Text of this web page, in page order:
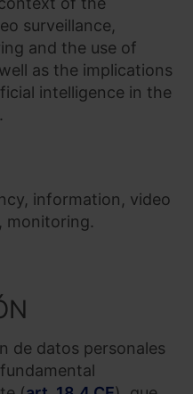
surveillance,
and the use of
as the implications
intelligence in the
information, video
monitoring.
de datos personales